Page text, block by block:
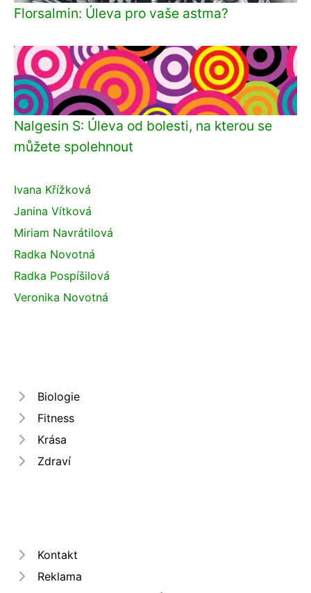
Florsalmin: Úleva pro vaše astma?
Nalgesin S: Úleva od bolesti, na kterou se
můžete spolehnout
Ivana Křížková
Janina Vítková
Miriam Navrátilová
Radka Novotná
Radka Pospíšilová
Veronika Novotná
Biologie
Fitness
Krása
Zdraví
Kontakt
Reklama